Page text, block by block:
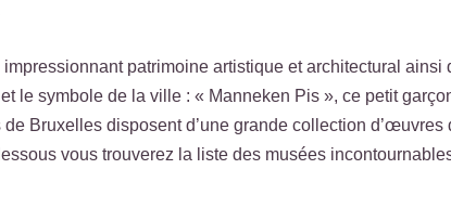
patrimoine artistique et architectural ainsi
le symbole de la ville : « Manneken Pis », ce petit
Bruxelles disposent d’une grande collection d’œuvres
vous trouverez la liste des musées